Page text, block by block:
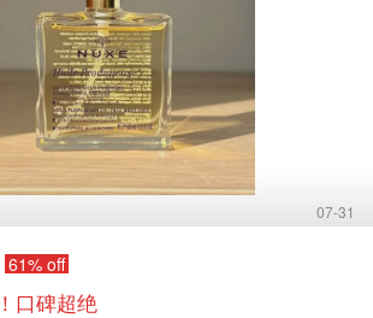
07-31
61% off
口碑超绝